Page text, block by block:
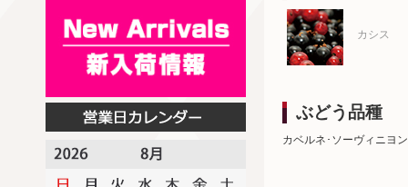
カシス
ぶどう品種
カベルネ･ソーヴィニヨ